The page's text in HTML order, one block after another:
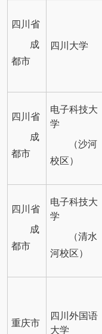
四川省
成
都市
四川大学
四川省
成
都市
电子科技大
学
（沙河
校区）
四川省
成
都市
电子科技大
学
（清水
河校区）
重庆市
四川外国语
大学